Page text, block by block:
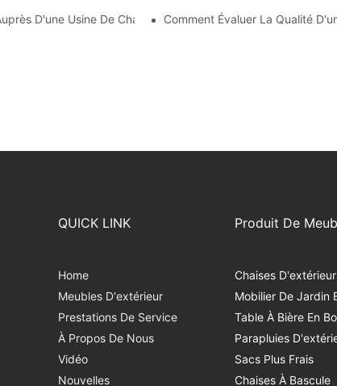
D'une Usine De Chaises Longues D'extérieur
Comment Évaluer La Qualité
QUICK LINK
Home
Meubles D'extérieur
Prestations De Service
À Propos De Nous
Vidéo
Nouvelles
Produit De
Chaises
Mobilier De Jardin
Table À Bière En
Parapluies
Sacs Plus Frais
Chaises À Bascule